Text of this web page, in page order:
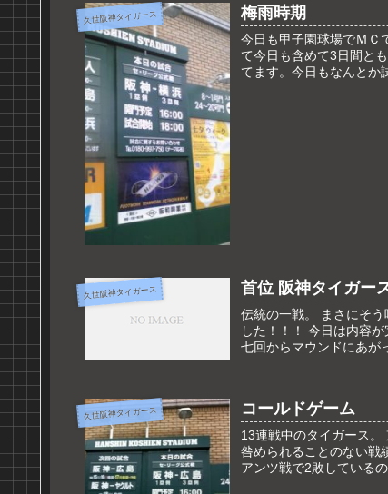
久世阪神タイガース 梅雨時期
今日も甲子園球場でＭＣ
て今日も含めて3日間と
てます。今日もなんとか
久世阪神タイガース 首位 阪神タイガー
伝統の一戦。 まさにそ
した！！！ 今日は内容
七回からマウンドにあが
久世阪神タイガース コールドゲーム
13連戦中のタイガース
咎められることのない戦
アンツ戦で2敗している